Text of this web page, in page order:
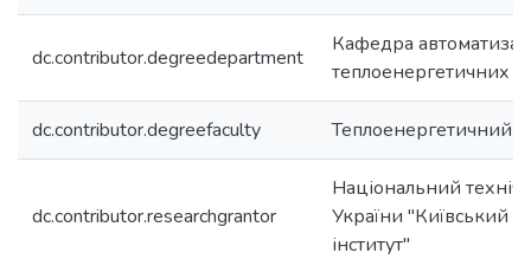
dc.contributor.degreedepartment
Кафедра
теплоенергетичних
dc.contributor.degreefaculty Теплоенергетичний
dc.contributor.researchgrantor
Національний
України "Київський
інститут"